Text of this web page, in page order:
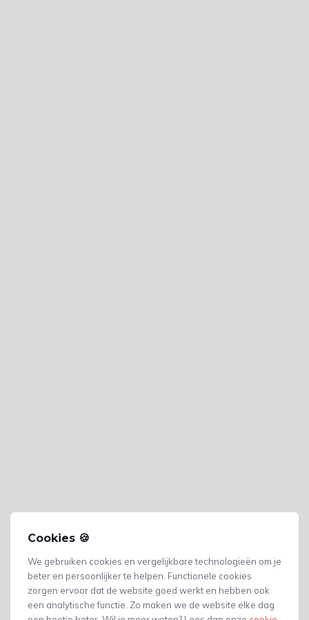
Cookies 🍪
We gebruiken cookies en vergelijkbare technologieën om je
beter en persoonlijker te helpen. Functionele cookies
zorgen ervoor dat de website goed werkt en hebben ook
een analytische functie. Zo maken we de website elke dag